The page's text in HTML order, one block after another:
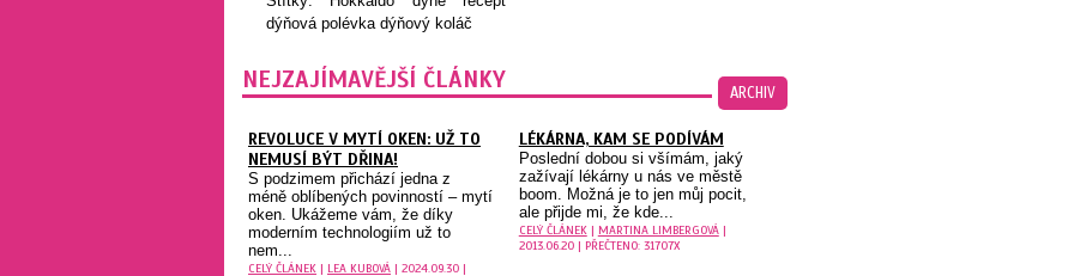
dýňová polévka dýňový koláč
ARCHIV
NEJZAJÍMAVĚJŠÍ ČLÁNKY
REVOLUCE V MYTÍ OKEN: UŽ TO
NEMUSÍ BÝT DŘINA!
S podzimem přichází jedna z
méně oblíbených povinností – mytí
oken. Ukážeme vám, že díky
moderním technologiím už to
nem...
CELÝ ČLÁNEK | LEA KUBOVÁ | 2024.09.30 |
LÉKÁRNA, KAM SE PODÍVÁM
Poslední dobou si všímám, jaký
zažívají lékárny u nás ve městě
boom. Možná je to jen můj pocit,
ale přijde mi, že kde...
CELÝ ČLÁNEK| MARTINA LIMBERGOVÁ|
2013.06.20 | PŘEČTENO: 31707X